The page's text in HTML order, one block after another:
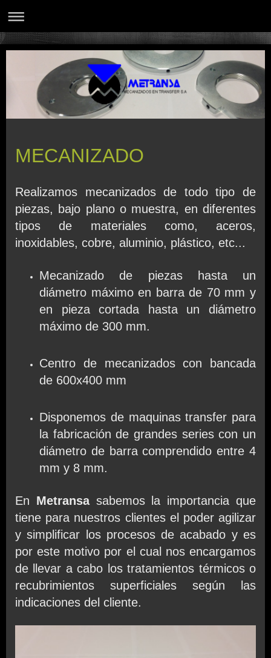
MECANIZADO
Realizamos mecanizados de todo tipo de
piezas, bajo plano o muestra, en diferentes
tipos de materiales como, aceros,
inoxidables, cobre, aluminio, plástico, etc...
Mecanizado de piezas hasta un
diámetro máximo en barra de 70 mm y
en pieza cortada hasta un diámetro
máximo de 300 mm.
Centro de mecanizados con bancada
de 600x400 mm
Disponemos de maquinas transfer para
la fabricación de grandes series con un
diámetro de barra comprendido entre 4
mm y 8 mm.
En Metransasabemos la importancia que
tiene para nuestros clientes el poder agilizar
y simplificar los procesos de acabado y es
por este motivo por el cual nos encargamos
de llevar a cabo los tratamientos térmicos o
recubrimientos superficiales según las
indicaciones del cliente.